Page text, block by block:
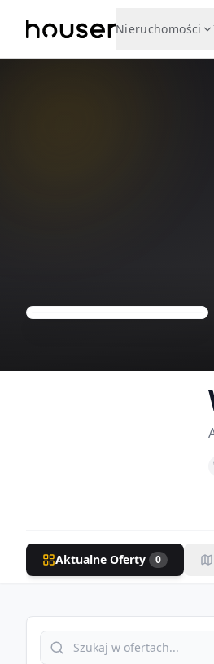
Nieruchomości
Aktualne Oferty 0